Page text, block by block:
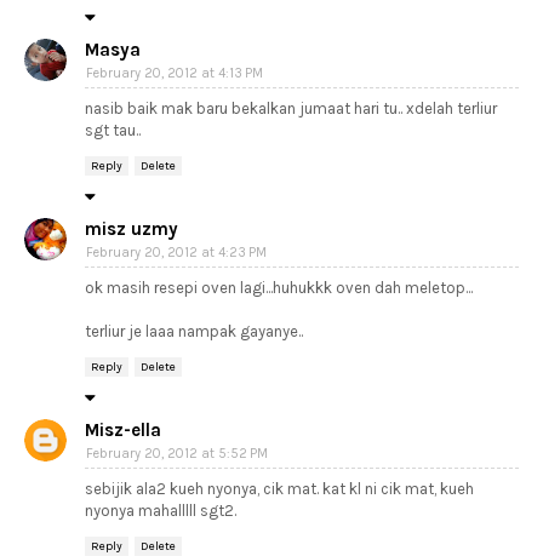
Masya
February 20, 2012 at 4:13 PM
nasib baik mak baru bekalkan jumaat hari tu.. xdelah terliur
sgt tau..
Reply Delete
misz uzmy
February 20, 2012 at 4:23 PM
ok masih resepi oven lagi...huhukkk oven dah meletop...
terliur je laaa nampak gayanye..
Reply Delete
Misz-ella
February 20, 2012 at 5:52 PM
sebijik ala2 kueh nyonya, cik mat. kat kl ni cik mat, kueh
nyonya mahalllll sgt2.
Reply Delete